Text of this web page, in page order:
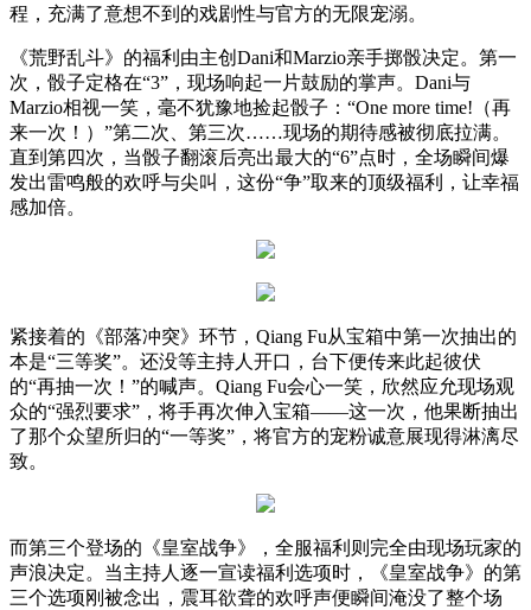
程，充满了意想不到的戏剧性与官方的无限宠溺。
《荒野乱斗》的福利由主创Dani和Marzio亲手掷骰决定。第一
次，骰子定格在“3”，现场响起一片鼓励的掌声。Dani与
Marzio相视一笑，毫不犹豫地捡起骰子：“One more time!（再
来一次！）”第二次、第三次……现场的期待感被彻底拉满。
直到第四次，当骰子翻滚后亮出最大的“6”点时，全场瞬间爆
发出雷鸣般的欢呼与尖叫，这份“争”取来的顶级福利，让幸福
感加倍。
紧接着的《部落冲突》环节，Qiang Fu从宝箱中第一次抽出的
本是“三等奖”。还没等主持人开口，台下便传来此起彼伏
的“再抽一次！”的喊声。Qiang Fu会心一笑，欣然应允现场观
众的“强烈要求”，将手再次伸入宝箱——这一次，他果断抽出
了那个众望所归的“一等奖”，将官方的宠粉诚意展现得淋漓尽
致。
而第三个登场的《皇室战争》，全服福利则完全由现场玩家的
声浪决定。当主持人逐一宣读福利选项时，《皇室战争》的第
三个选项刚被念出，震耳欲聋的欢呼声便瞬间淹没了整个场